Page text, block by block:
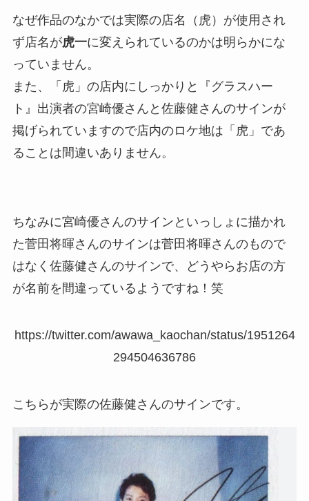
なぜ作品のなかでは実際の店名（虎）が使用され
ず店名が虎一に変えられているのかは明らかにな
っていません。
また、「虎」の店内にしっかりと『グラスハー
ト』出演者の宮崎優さんと佐藤健さんのサインが
掲げられていますので店内のロケ地は「虎」であ
ることは間違いありません。
ちなみに宮崎優さんのサインといっしょに描かれ
た菅田将暉さんのサインは菅田将暉さんのもので
はなく佐藤健さんのサインで、どうやらお店の方
が名前を間違っているようですね！笑
https://twitter.com/awawa_kaochan/status/1951264
294504636786
こちらが実際の佐藤健さんのサインです。